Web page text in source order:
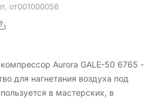
от001000056
Aurora GALE-50 6765 -
для нагнетания воздуха под
в мастерских, в